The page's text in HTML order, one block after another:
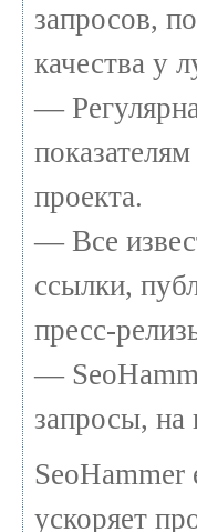
запросов,
качества у
—
проекта.
— Все
ссылки,
пресс-
—
запросы, на
ускоряет